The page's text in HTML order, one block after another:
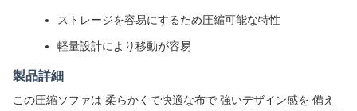
ストレージを容易にするため圧縮可能な特性
軽量設計により移動が容易
製品詳細
この圧縮ソファは 柔らかくて快適な布で 強いデザイン感を 備え